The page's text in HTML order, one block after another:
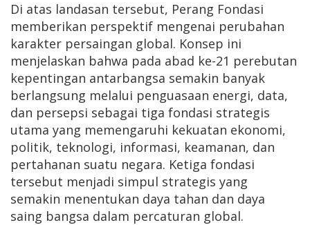
Di atas landasan tersebut, Perang Fondasi
memberikan perspektif mengenai perubahan
karakter persaingan global. Konsep ini
menjelaskan bahwa pada abad ke-21 perebutan
kepentingan antarbangsa semakin banyak
berlangsung melalui penguasaan energi, data,
dan persepsi sebagai tiga fondasi strategis
utama yang memengaruhi kekuatan ekonomi,
politik, teknologi, informasi, keamanan, dan
pertahanan suatu negara. Ketiga fondasi
tersebut menjadi simpul strategis yang
semakin menentukan daya tahan dan daya
saing bangsa dalam percaturan global.